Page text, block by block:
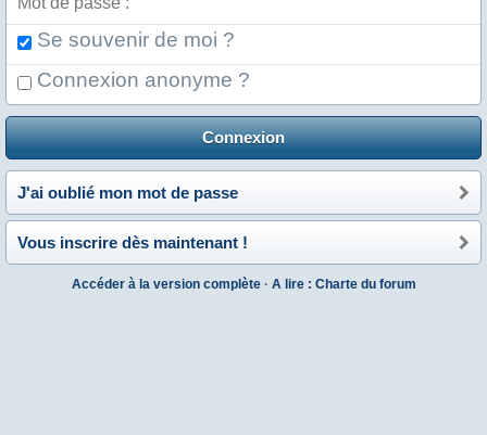
J'ai oublié mon mot de passe
Vous inscrire dès maintenant !
Accéder à la version complète· A lire : Charte du forum